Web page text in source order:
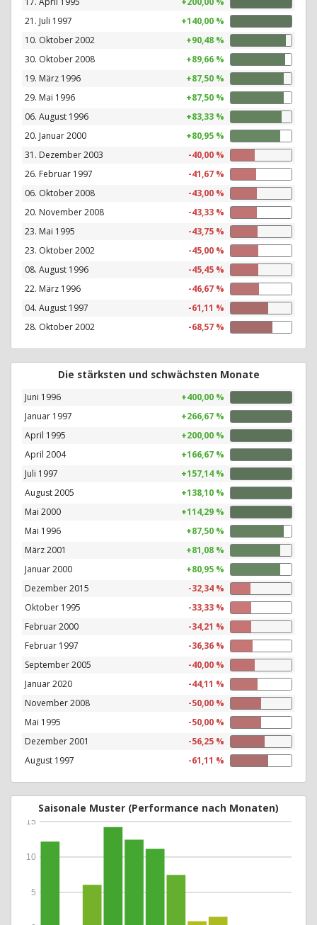
21. Juli 1997
+140,00 %
10. Oktober 2002
+90,48 %
30. Oktober 2008
+89,66 %
19. März 1996
+87,50 %
29. Mai 1996
+87,50 %
06. August 1996
+83,33 %
20. Januar 2000
+80,95 %
31. Dezember 2003
-40,00 %
26. Februar 1997
-41,67 %
06. Oktober 2008
-43,00 %
20. November 2008
-43,33 %
23. Mai 1995
-43,75 %
23. Oktober 2002
-45,00 %
08. August 1996
-45,45 %
22. März 1996
-46,67 %
04. August 1997
-61,11 %
28. Oktober 2002
-68,57 %
Die stärksten und schwächsten Monate
Juni 1996
+400,00 %
Januar 1997
+266,67 %
April 1995
+200,00 %
April 2004
+166,67 %
Juli 1997
+157,14 %
August 2005
+138,10 %
Mai 2000
+114,29 %
Mai 1996
+87,50 %
März 2001
+81,08 %
Januar 2000
+80,95 %
Dezember 2015
-32,34 %
Oktober 1995
-33,33 %
Februar 2000
-34,21 %
Februar 1997
-36,36 %
September 2005
-40,00 %
Januar 2020
-44,11 %
November 2008
-50,00 %
Mai 1995
-50,00 %
Dezember 2001
-56,25 %
August 1997
-61,11 %
Saisonale Muster (Performance nach Monaten)
5
10
15